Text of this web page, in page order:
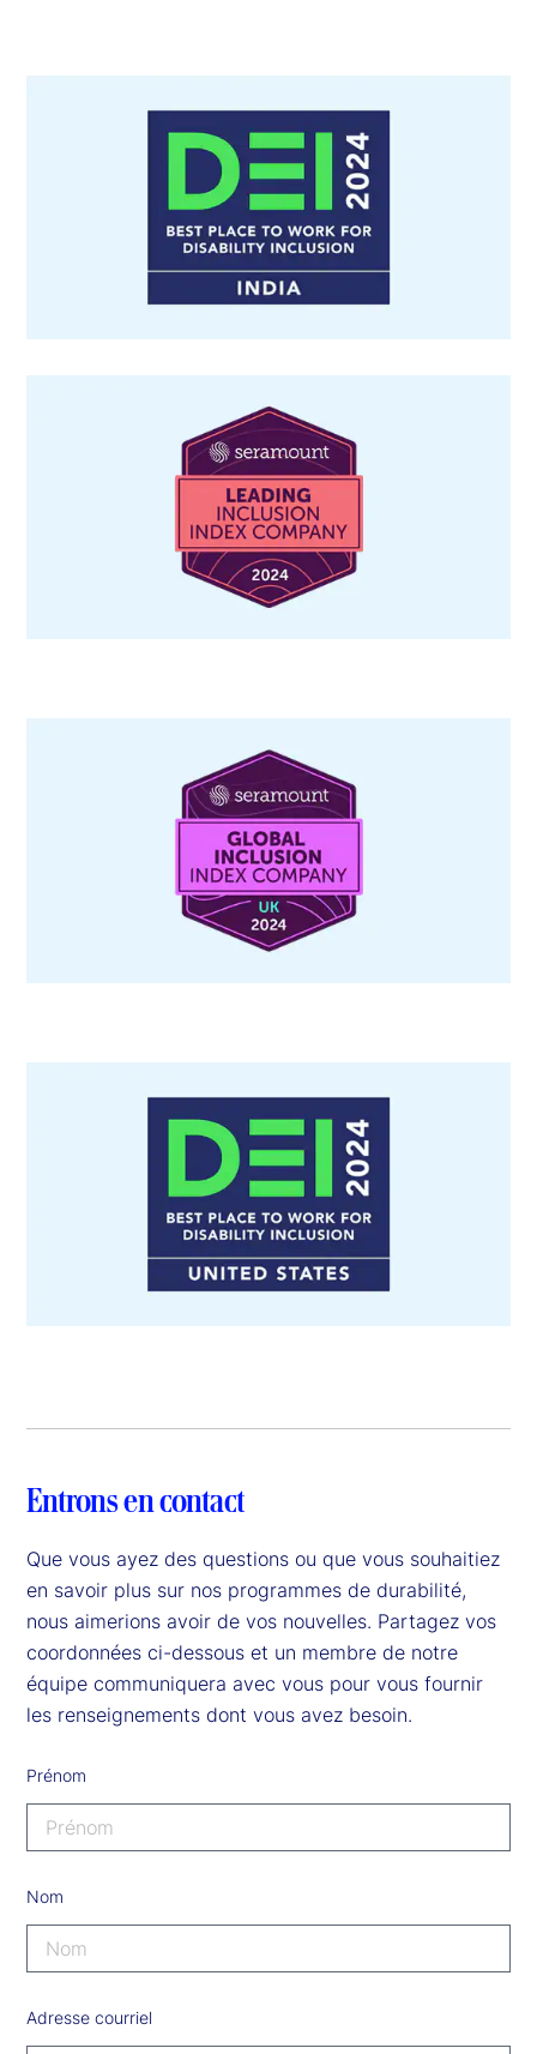
Entrons en contact
Que vous ayez des questions ou que vous souhaitiez
en savoir plus sur nos programmes de durabilité,
nous aimerions avoir de vos nouvelles. Partagez vos
coordonnées ci-dessous et un membre de notre
équipe communiquera avec vous pour vous fournir
les renseignements dont vous avez besoin.
Prénom
Nom
Adresse courriel